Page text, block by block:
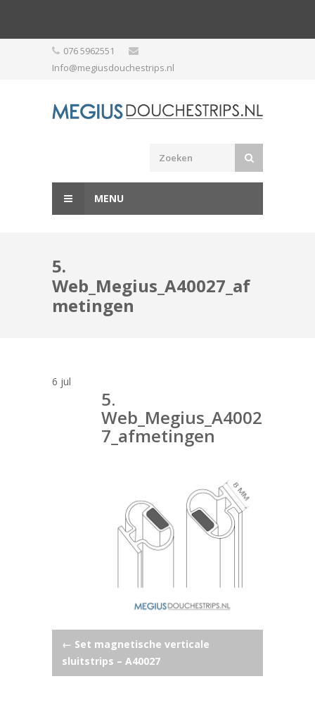
076 5962551
Info@megiusdouchestrips.nl
MENU
5.
Web_Megius_A40027_af
metingen
6 jul
5.
Web_Megius_A4002
7_afmetingen
Post
navigation
← Set magnetische verticale
sluitstrips – A40027